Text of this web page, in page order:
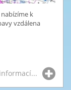
k
vzdálena